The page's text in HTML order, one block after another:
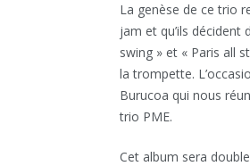
La genèse de ce trio
jam et qu’ils
swing » et « Paris all
la trompette.
Burucoa qui nous
trio PME.
Cet album sera